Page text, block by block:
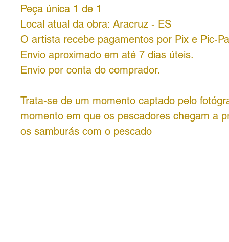
Peça única 1 de 1
Local atual da obra: Aracruz - ES
O artista recebe pagamentos por Pix e Pic-
Envio aproximado em até 7 dias úteis.
Envio por conta do comprador.
Trata-se de um momento captado pelo
momento em que os pescadores chegam a
os samburás com o pescado